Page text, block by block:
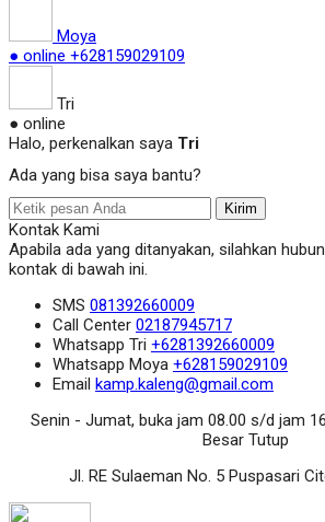
Moya
● online +628159029109
Tri
● online
Halo, perkenalkan saya Tri
Ada yang bisa saya bantu?
Kirim
Kontak Kami
Apabila ada yang ditanyakan, silahkan
kontak di bawah ini.
SMS 081392660009
Call Center 02187945717
Whatsapp Tri +6281392660009
Whatsapp Moya +628159029109
Email kamp.kaleng@gmail.com
Senin - Jumat, buka jam 08.00 s/d jam
Besar Tutup
Jl. RE Sulaeman No. 5 Puspasari